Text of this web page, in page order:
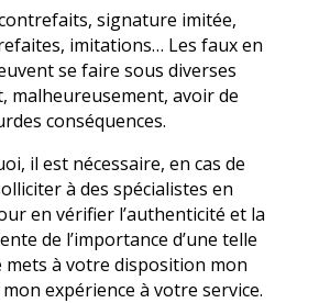
signature imitée,
imitations… Les faux en
se faire sous diverses
malheureusement, avoir de
conséquences.
il est nécessaire, en cas de
à des spécialistes en
en vérifier l’authenticité et la
de l’importance d’une telle
mets à votre disposition mon
expérience à votre service.